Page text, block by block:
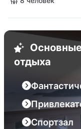
отдыха
Спортзал